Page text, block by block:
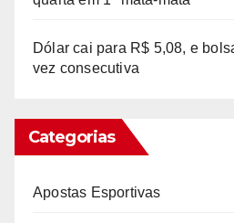
Dólar cai para R$ 5,08, e
vez consecutiva
Categorias
Apostas Esportivas